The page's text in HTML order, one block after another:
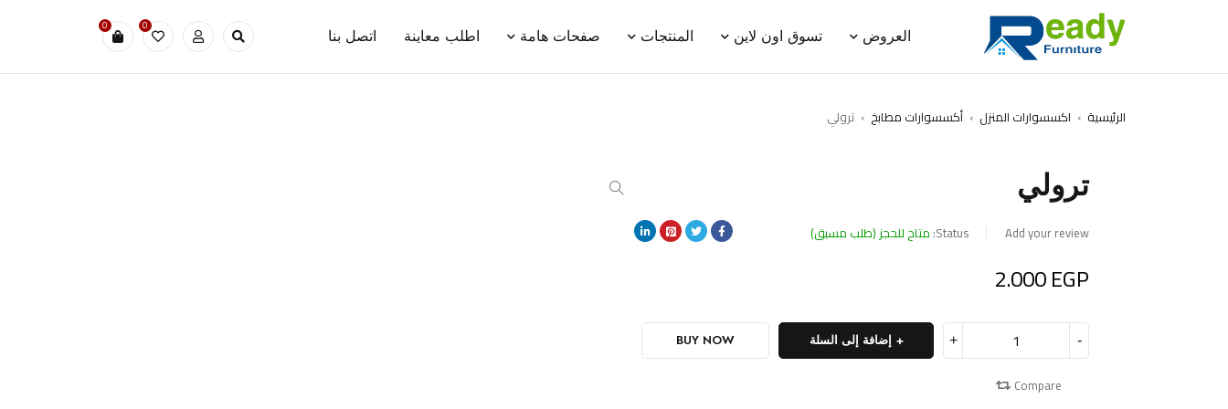
العروض تسوق اون لاين المنتجات صفحات هامة اطلب معاينة اتصل بنا
0
0
الرئيسية › اكسسوارات المنزل › أكسسوارات مطابخ › ترولي
ترولي
Add your review
Status: متاح للحجز (طلب مسبق)
2.000EGP
إضافة إلى السلة BUY NOW
Compare